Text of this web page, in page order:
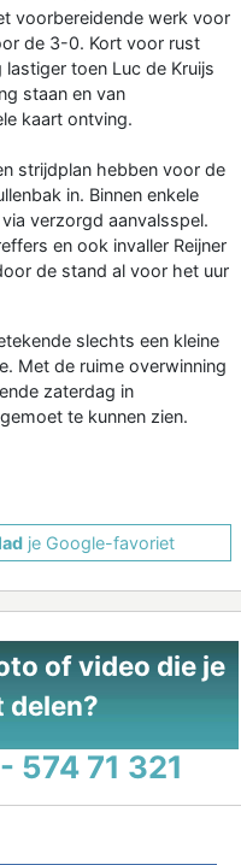
voorbereidende werk voor
de 3-0. Kort voor rust
toen Luc de Kruijs
staan en van
kaart ontving.
strijdplan hebben voor de
in. Binnen enkele
verzorgd aanvalsspel.
en ook invaller Reijner
de stand al voor het uur
slechts een kleine
Met de ruime overwinning
zaterdag in
te kunnen zien.
je Google-favoriet
of video die je
delen?
574 71 321